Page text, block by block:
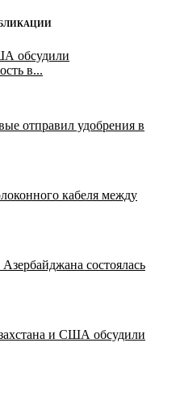
обсудили
в...
отправил удобрения в
кабеля между
состоялась
и США обсудили